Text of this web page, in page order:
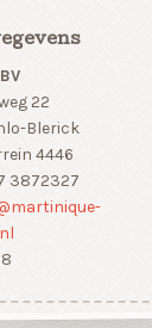
22
Blerick
4446
3872327